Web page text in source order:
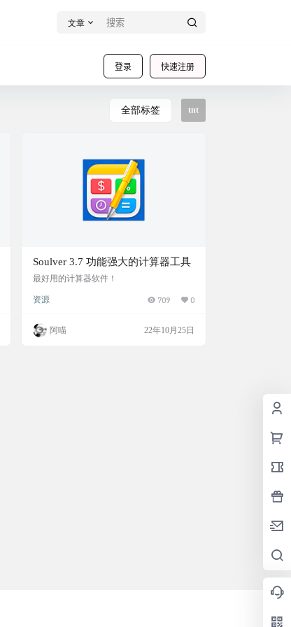
文章
登录 快速注册
全部标签 tnt
Soulver 3.7 功能强大的计算器工具
最好用的计算器软件！
资源 709 0
阿喵 22年10月25日